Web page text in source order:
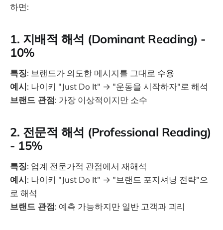
하면:
1. 지배적 해석 (Dominant Reading) -
10%
특징: 브랜드가 의도한 메시지를 그대로 수용
예시: 나이키 "Just Do It" → "운동을 시작하자"로 해석
브랜드 관점: 가장 이상적이지만 소수
2. 전문적 해석 (Professional Reading)
- 15%
특징: 업계 전문가적 관점에서 재해석
예시: 나이키 "Just Do It" → "브랜드 포지셔닝 전략"으
로 해석
브랜드 관점: 예측 가능하지만 일반 고객과 괴리